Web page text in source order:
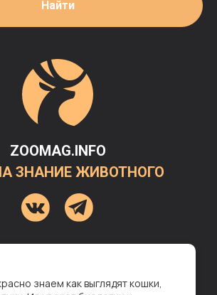
Найти
ZOOMAG.INFO
ЗНАНИЕ ЖИВОТНОГО